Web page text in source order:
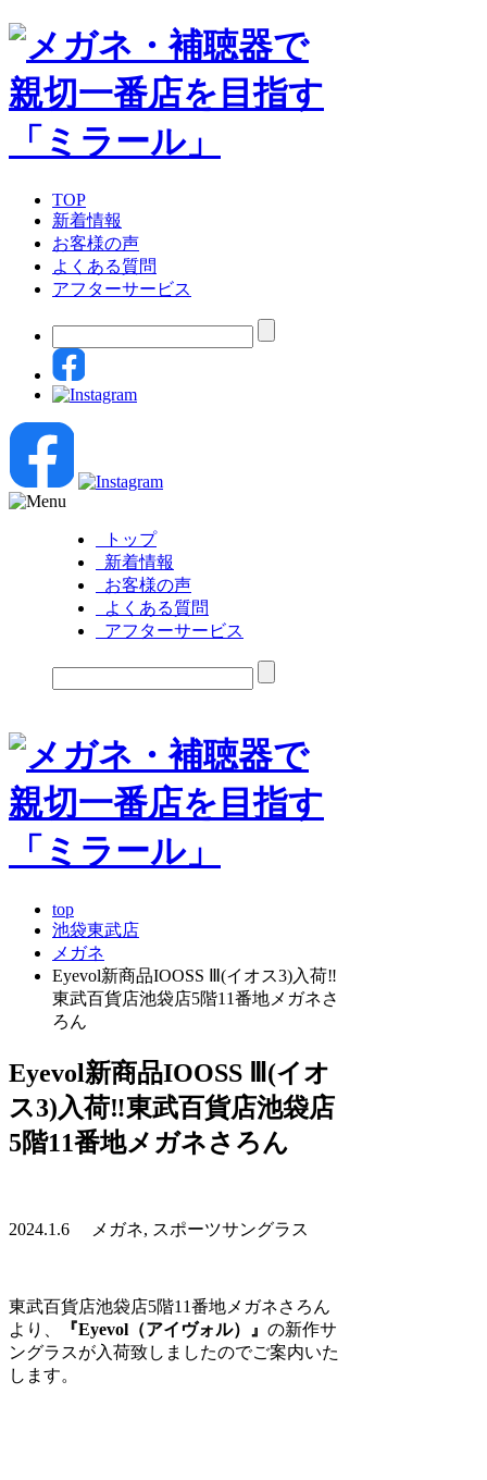
TOP
新着情報
お客様の声
よくある質問
アフターサービス
トップ
新着情報
お客様の声
よくある質問
アフターサービス
top
池袋東武店
メガネ
Eyevol新商品IOOSS Ⅲ(イオス3)入荷‼
東武百貨店池袋店5階11番地メガネさ
ろん
Eyevol新商品IOOSS Ⅲ(イオ
ス3)入荷‼東武百貨店池袋店
5階11番地メガネさろん
2024.1.6 メガネ, スポーツサングラス
東武百貨店池袋店5階11番地メガネさろん
より、
『Eyevol（アイヴォル）』 の新作サ
ングラスが入荷致しましたのでご案内いた
します。